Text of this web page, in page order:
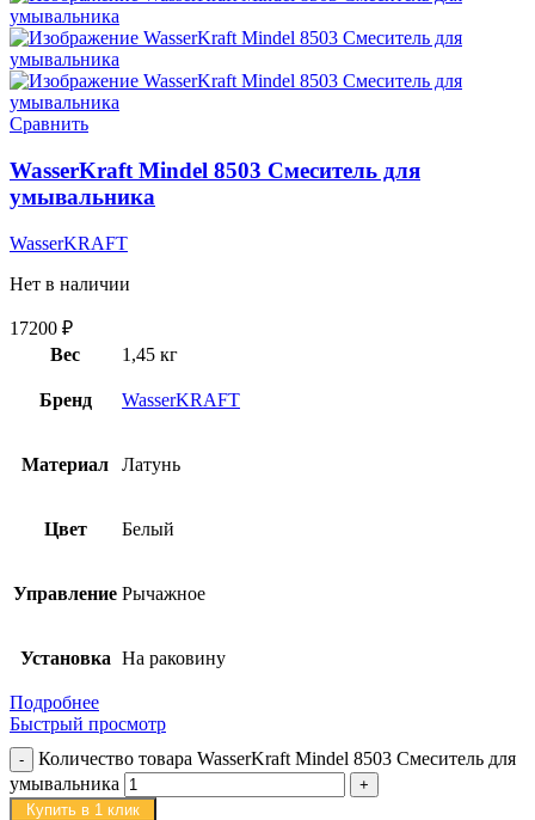
Сравнить
WasserKraft Mindel 8503 Смеситель для
умывальника
WasserKRAFT
Нет в наличии
17200 ₽
Вес
1,45 кг
Бренд WasserKRAFT
Материал Латунь
Цвет Белый
Управление Рычажное
Установка На раковину
Подробнее
Быстрый просмотр
Количество товара WasserKraft Mindel 8503 Смеситель для
умывальника
Купить в 1 клик